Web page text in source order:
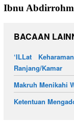
Ibnu
BACAAN
‘ILLat
Ranjang/Kamar
Makruh Menikahi
Ketentuan